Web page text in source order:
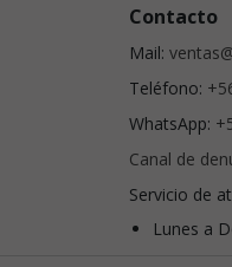
Contacto
Mail:
Teléfono:
WhatsApp:
Canal de
Servicio de
Lunes a